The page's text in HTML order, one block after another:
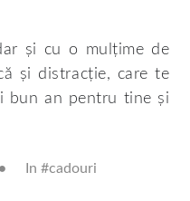
și cu o mulțime de
și distracție, care te
bun an pentru tine și
In #cadouri